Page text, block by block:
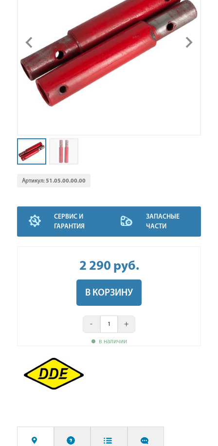
Артикул:51.05.00.00.00
СЕРВИС И
ГАРАНТИЯ
ЗАПАСНЫЕ
ЧАСТИ
2 290 руб.
В КОРЗИНУ
- +
в наличии